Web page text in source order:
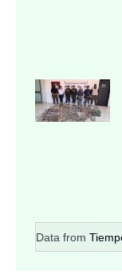
Data from